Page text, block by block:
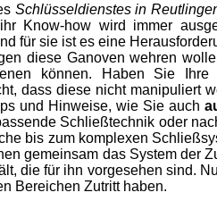
Schlüsseldienstes in
Know-how wird immer
für sie ist es eine
diese Ganoven wehren
können. Haben Sie Ihre
dass diese nicht manipuliert
und Hinweise, wie Sie auch
Schließtechnik oder
bis zum komplexen
gemeinsam das System der
die für ihn vorgesehen sind.
Bereichen Zutritt haben.